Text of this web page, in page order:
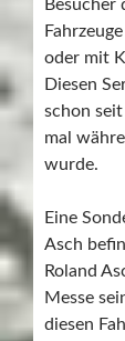
Besucher
oder mit
Diesen
schon
mal
wurde.
Eine
Asch
Roland
Messe
diesen